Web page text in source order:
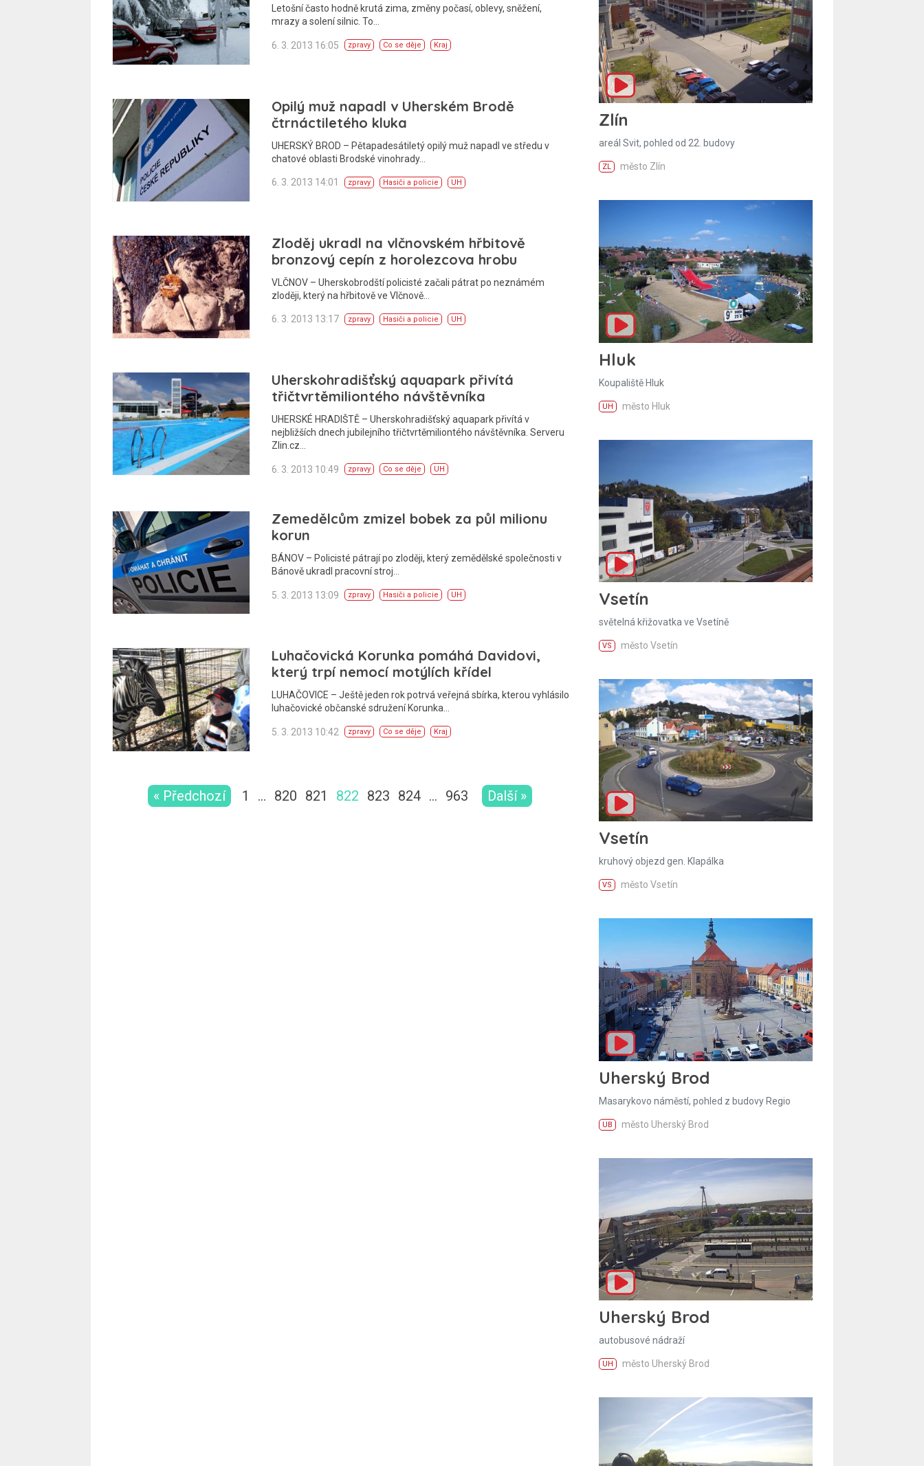
Letošní často hodně krutá zima, změny počasí, oblevy, sněžení,
mrazy a solení silnic. To…
6. 3. 2013 16:05 zpravy Co se děje Kraj
Opilý muž napadl v Uherském Brodě
čtrnáctiletého kluka
UHERSKÝ BROD – Pětapadesátiletý opilý muž napadl ve středu v
chatové oblasti Brodské vinohrady…
6. 3. 2013 14:01 zpravy Hasiči a policie UH
Zloděj ukradl na vlčnovském hřbitově
bronzový cepín z horolezcova hrobu
VLČNOV – Uherskobrodští policisté začali pátrat po neznámém
zloději, který na hřbitově ve Vlčnově…
6. 3. 2013 13:17 zpravy Hasiči a policie UH
Uherskohradišťský aquapark přivítá
třičtvrtěmiliontého návštěvníka
UHERSKÉ HRADIŠTĚ – Uherskohradišťský aquapark přivítá v
nejbližších dnech jubilejního třičtvrtěmiliontého návštěvníka. Serveru
Zlin.cz…
6. 3. 2013 10:49 zpravy Co se děje UH
Zemedělcům zmizel bobek za půl milionu
korun
BÁNOV – Policisté pátrají po zloději, který zemědělské společnosti v
Bánově ukradl pracovní stroj…
5. 3. 2013 13:09 zpravy Hasiči a policie UH
Luhačovická Korunka pomáhá Davidovi,
který trpí nemocí motýlích křídel
LUHAČOVICE – Ještě jeden rok potrvá veřejná sbírka, kterou vyhlásilo
luhačovické občanské sdružení Korunka…
5. 3. 2013 10:42 zpravy Co se děje Kraj
« Předchozí 1 … 820 821 822 823 824 … 963 Další »
Zlín
areál Svit, pohled od 22. budovy
ZL město Zlín
Hluk
Koupaliště Hluk
UH město Hluk
Vsetín
světelná křižovatka ve Vsetíně
VS město Vsetín
Vsetín
kruhový objezd gen. Klapálka
VS město Vsetín
Uherský Brod
Masarykovo náměstí, pohled z budovy Regio
UB město Uherský Brod
Uherský Brod
autobusové nádraží
UH město Uherský Brod